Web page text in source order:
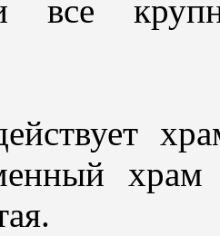
все
храм